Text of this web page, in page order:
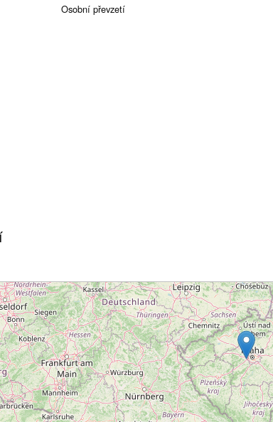
Osobní převzetí
Načítání...